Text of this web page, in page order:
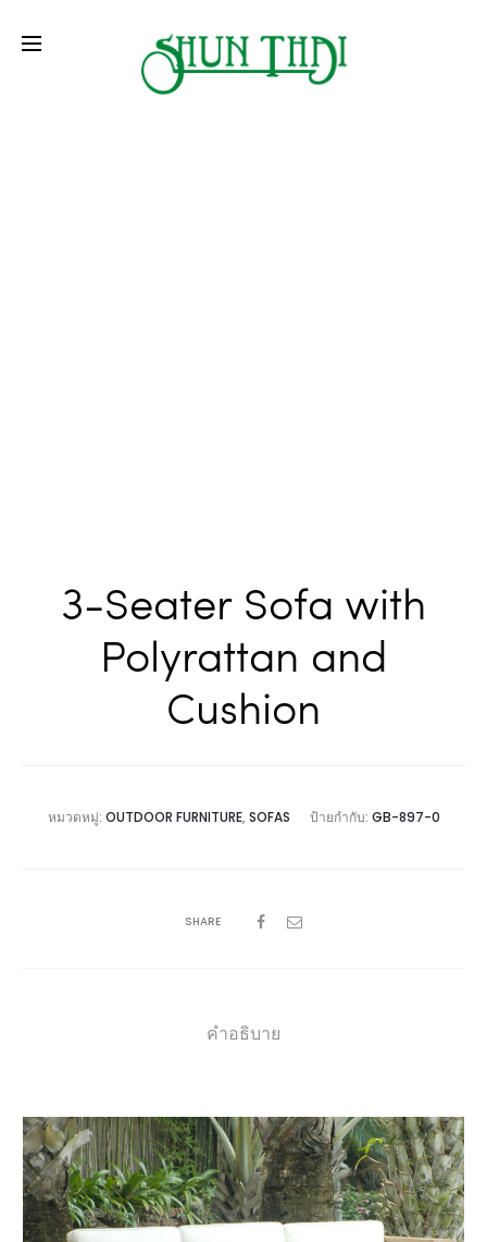
3-Seater Sofa with
Polyrattan and
Cushion
หมวดหมู่: OUTDOOR FURNITURE, SOFAS ป้ายกำกับ: GB-897-0
SHARE
คำอธิบาย